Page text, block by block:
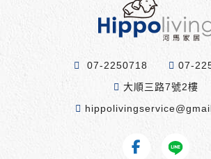
07-2250718
07-
大順三路7號2樓